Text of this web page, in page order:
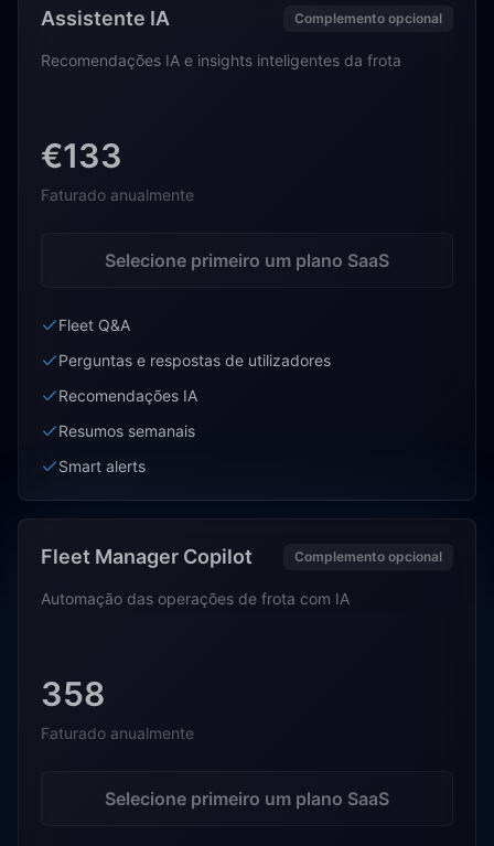
Assistente IA Complemento opcional
Recomendações IA e insights inteligentes da frota
€133
Faturado anualmente
Selecione primeiro um plano SaaS
Fleet Q&A
Perguntas e respostas de utilizadores
Recomendações IA
Resumos semanais
Smart alerts
Fleet Manager Copilot Complemento opcional
Automação das operações de frota com IA
358
Faturado anualmente
Selecione primeiro um plano SaaS